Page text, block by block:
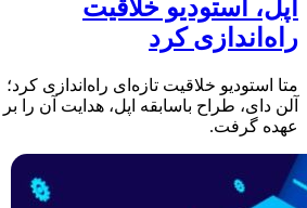
اپل، استودیو خلاقیت
راه‌اندازی کرد
متا استودیو خلاقیت تازه‌ای راه‌اندازی کرد؛
آلن دای، طراح باسابقه اپل، هدایت آن را بر
عهده گرفت.